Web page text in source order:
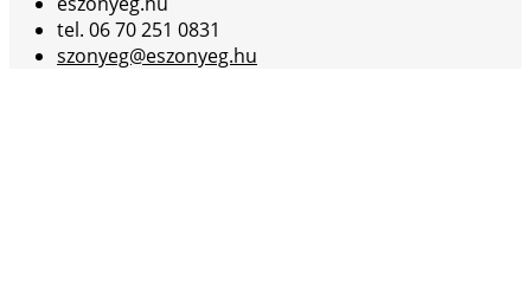
tel. 06 70 251 0831
szonyeg@eszonyeg.hu